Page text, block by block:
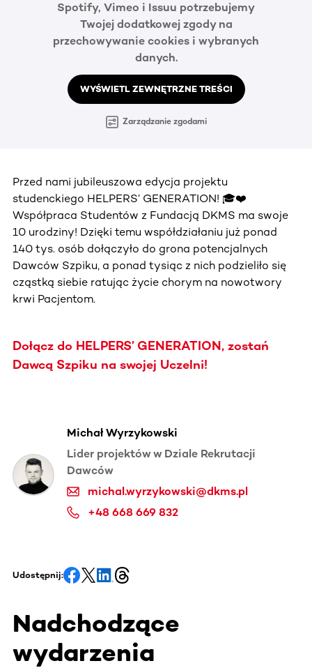
Spotify, Vimeo i Issuu potrzebujemy
Twojej dodatkowej zgody na
przechowywanie cookies i wybranych
danych.
WYŚWIETL ZEWNĘTRZNE TREŚCI
Zarządzanie zgodami
Przed nami jubileuszowa edycja projektu
studenckiego HELPERS’ GENERATION! 🎓❤️
Współpraca Studentów z Fundacją DKMS ma swoje
10 urodziny! Dzięki temu współdziałaniu już ponad
140 tys. osób dołączyło do grona potencjalnych
Dawców Szpiku, a ponad tysiąc z nich podzieliło się
cząstką siebie ratując życie chorym na nowotwory
krwi Pacjentom.
Dołącz do HELPERS’ GENERATION, zostań
Dawcą Szpiku na swojej Uczelni!
Michał Wyrzykowski
Lider projektów w Dziale Rekrutacji
Dawców
michal.wyrzykowski@dkms.pl
+48 668 669 832
Udostępnij:
Nadchodzące
wydarzenia